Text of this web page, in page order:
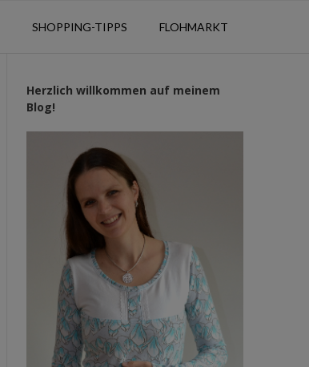
SHOPPING-TIPPS FLOHMARKT
Herzlich willkommen auf meinem
Blog!